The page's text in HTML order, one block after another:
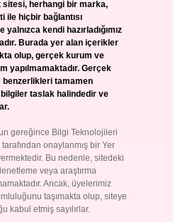
sitesi, herhangi bir marka,
ile hiçbir bağlantısı
kendi hazırladığımız
Burada yer alan içerikler
olup, gerçek kurum ve
yapılmamaktadır. Gerçek
tamamen
taslak halindedir ve
gereğince Bilgi Teknolojileri
onaylanmış bir Yer
Bu nedenle, sitedeki
veya araştırma
Ancak, üyelerimiz
taşımakta olup, siteye
kabul etmiş sayılırlar.